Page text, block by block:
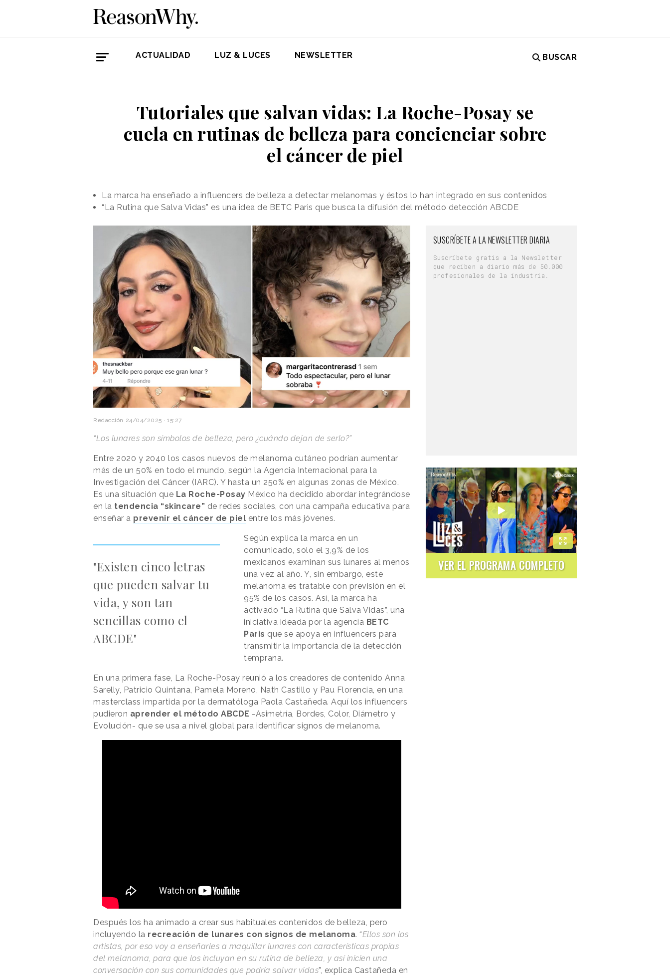
ACTUALIDAD LUZ & LUCES NEWSLETTER BUSCAR
Tutoriales que salvan vidas: La Roche-Posay se
cuela en rutinas de belleza para concienciar sobre
el cáncer de piel
La marca ha enseñado a influencers de belleza a detectar melanomas y éstos lo han integrado en sus contenidos
“La Rutina que Salva Vidas” es una idea de BETC Paris que busca la difusión del método detección ABCDE
Redacción 24/04/2025 · 15:27
“Los lunares son símbolos de belleza, pero ¿cuándo dejan de serlo?”
Entre 2020 y 2040 los casos nuevos de melanoma cutáneo podrían aumentar
más de un 50% en todo el mundo, según la Agencia Internacional para la
Investigación del Cáncer (IARC). Y hasta un 250% en algunas zonas de México.
Es una situación que La Roche-Posay México ha decidido abordar integrándose
en la tendencia “skincare” de redes sociales, con una campaña educativa para
enseñar a prevenir el cáncer de piel entre los más jóvenes.
"Existen cinco letras
que pueden salvar tu
vida, y son tan
sencillas como el
ABCDE"
Según explica la marca en un
comunicado, solo el 3,9% de los
mexicanos examinan sus lunares al menos
una vez al año. Y, sin embargo, este
melanoma es tratable con previsión en el
95% de los casos. Así, la marca ha
activado “La Rutina que Salva Vidas”, una
iniciativa ideada por la agencia BETC
Paris que se apoya en influencers para
transmitir la importancia de la detección
temprana.
En una primera fase, La Roche-Posay reunió a los creadores de contenido Anna
Sarelly, Patricio Quintana, Pamela Moreno, Nath Castillo y Pau Florencia, en una
masterclass impartida por la dermatóloga Paola Castañeda. Aquí los influencers
pudieron aprender el método ABCDE -Asimetría, Bordes, Color, Diámetro y
Evolución- que se usa a nivel global para identificar signos de melanoma.
Después los ha animado a crear sus habituales contenidos de belleza, pero
incluyendo la recreación de lunares con signos de melanoma. “Ellos son los
artistas, por eso voy a enseñarles a maquillar lunares con características propias
del melanoma, para que los incluyan en su rutina de belleza, y así inicien una
conversación con sus comunidades que podría salvar vidas”, explica Castañeda en
SUSCRÍBETE A LA NEWSLETTER DIARIA
Suscríbete gratis a la Newsletter
que reciben a diario más de 50.000
profesionales de la industria.
VER EL PROGRAMA COMPLETO